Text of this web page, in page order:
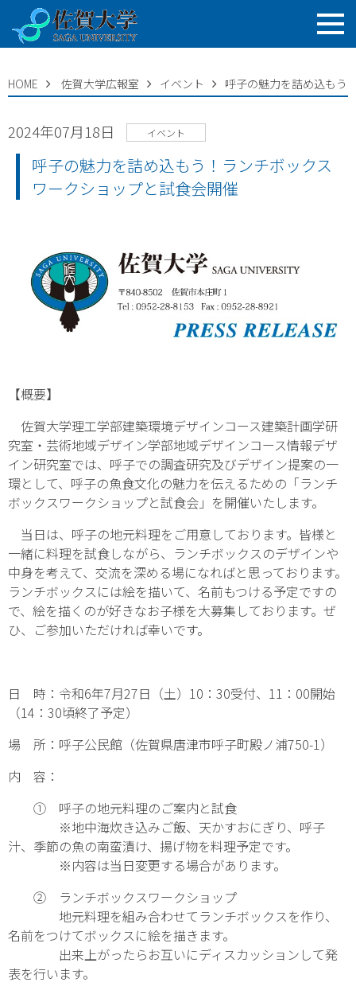
HOME 佐賀大学広報室 イベント 呼子の魅力を詰め込もう
2024年07月18日 イベント
呼子の魅力を詰め込もう！ランチボックス
ワークショップと試食会開催
【概要】
佐賀大学理工学部建築環境デザインコース建築計画学研
究室・芸術地域デザイン学部地域デザインコース情報デザ
イン研究室では、呼子での調査研究及びデザイン提案の一
環として、呼子の魚食文化の魅力を伝えるための「ランチ
ボックスワークショップと試食会」を開催いたします。
当日は、呼子の地元料理をご用意しております。皆様と
一緒に料理を試食しながら、ランチボックスのデザインや
中身を考えて、交流を深める場になればと思っております。
ランチボックスには絵を描いて、名前もつける予定ですの
で、絵を描くのが好きなお子様を大募集しております。ぜ
ひ、ご参加いただければ幸いです。
日 時：令和6年7月27日（土）10：30受付、11：00開始
（14：30頃終了予定）
場 所：呼子公民館（佐賀県唐津市呼子町殿ノ浦750-1）
内 容：
① 呼子の地元料理のご案内と試食
※地中海炊き込みご飯、天かすおにぎり、呼子
汁、季節の魚の南蛮漬け、揚げ物を料理予定です。
※内容は当日変更する場合があります。
② ランチボックスワークショップ
地元料理を組み合わせてランチボックスを作り、
名前をつけてボックスに絵を描きます。
出来上がったらお互いにディスカッションして発
表を行います。